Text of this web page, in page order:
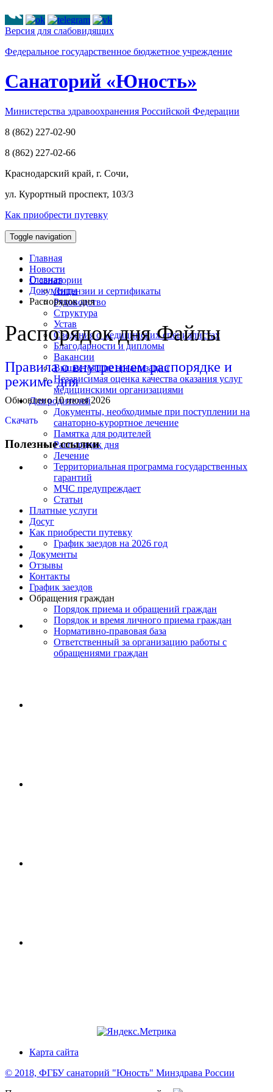
Версия для слабовидящих
Федеральное государственное бюджетное учреждение
Cанаторий «Юность»
Министерства здравоохранения Российской Федерации
8 (862) 227-02-90
8 (862) 227-02-66
Краснодарский край, г. Сочи,
ул. Курортный проспект, 103/3
Как приобрести путевку
Toggle navigation
Главная
Новости
О санатории
Лицензии и сертификаты
Руководство
Структура
Устав
Сведения о медицинских специалистах
Благодарности и дипломы
Вакансии
Вышестоящие организации
Независимая оценка качества оказания услуг
медицинскими организациями
Для родителей
Документы, необходимые при поступлении на
санаторно-курортное лечение
Памятка для родителей
Распорядок дня
Лечение
Территориальная программа государственных
гарантий
МЧС предупреждает
Статьи
Платные услуги
Досуг
Как приобрести путевку
График заездов на 2026 год
Документы
Отзывы
Контакты
График заездов
Обращения граждан
Порядок приема и обращений граждан
Порядок и время личного приема граждан
Нормативно-правовая база
Ответственный за организацию работы с
обращениями граждан
Главная
Документы
Распорядок дня
Распорядок дня Файлы
Правила о внутреннем распорядке и
режиме дня
Обновлено 10 июля 2026
Скачать
Полезные ссылки
Карта сайта
© 2018, ФГБУ санаторий "Юность" Минздрава России